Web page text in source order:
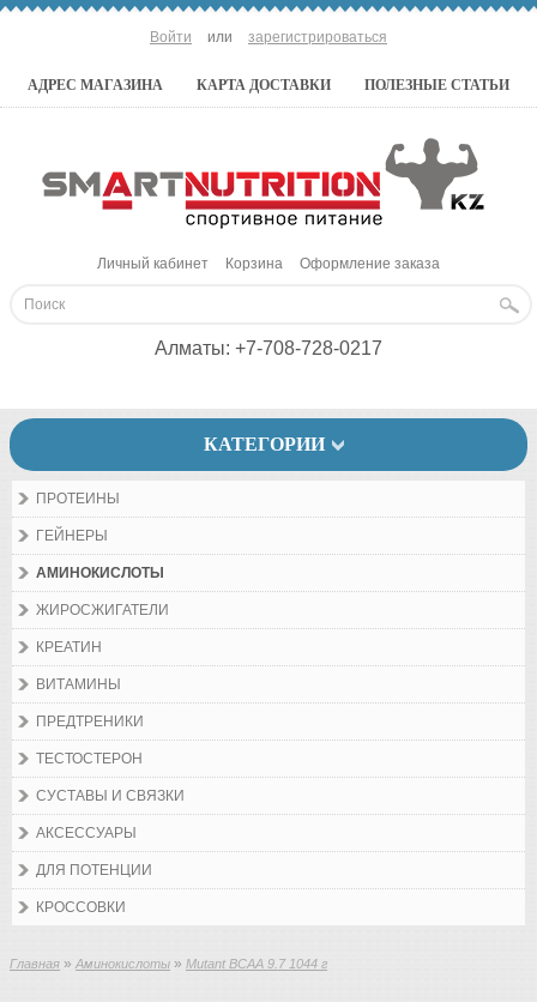
Войти или зарегистрироваться
АДРЕС МАГАЗИНА КАРТА ДОСТАВКИ ПОЛЕЗНЫЕ СТАТЬИ
Личный кабинет Корзина Оформление заказа
Алматы: +7-708-728-0217
КАТЕГОРИИ
ПРОТЕИНЫ
ГЕЙНЕРЫ
АМИНОКИСЛОТЫ
ЖИРОСЖИГАТЕЛИ
КРЕАТИН
ВИТАМИНЫ
ПРЕДТРЕНИКИ
ТЕСТОСТЕРОН
СУСТАВЫ И СВЯЗКИ
АКСЕССУАРЫ
ДЛЯ ПОТЕНЦИИ
КРОССОВКИ
Главная » Аминокислоты » Mutant BCAA 9.7 1044 г